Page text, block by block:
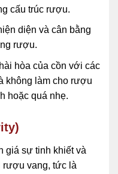
cấu trúc rượu.
diện và cân bằng
rượu.
hòa của cồn với các
không làm cho rượu
hoặc quá nhẹ.
giá sự tinh khiết và
rượu vang, tức là